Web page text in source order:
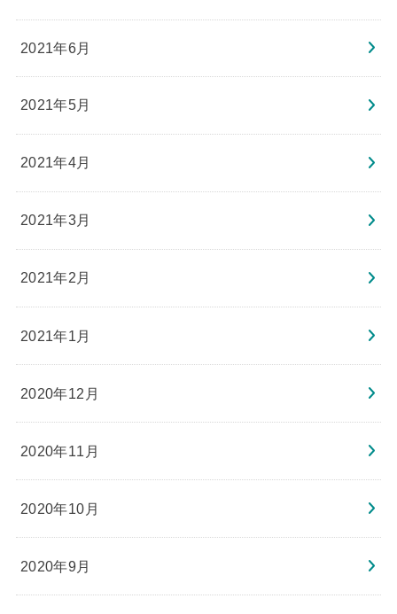
2021年6月
2021年5月
2021年4月
2021年3月
2021年2月
2021年1月
2020年12月
2020年11月
2020年10月
2020年9月